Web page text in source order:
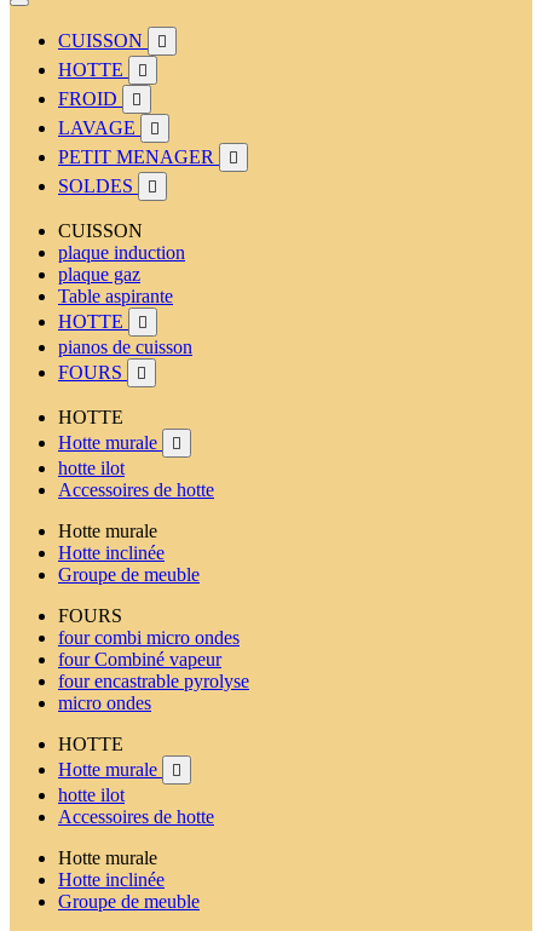
CUISSON 
HOTTE 
FROID 
LAVAGE 
PETIT MENAGER 
SOLDES 
CUISSON
plaque induction
plaque gaz
Table aspirante
HOTTE

pianos de cuisson
FOURS

HOTTE
Hotte murale

hotte ilot
Accessoires de hotte
Hotte murale
Hotte inclinée
Groupe de meuble
FOURS
four combi micro ondes
four Combiné vapeur
four encastrable pyrolyse
micro ondes
HOTTE
Hotte murale

hotte ilot
Accessoires de hotte
Hotte murale
Hotte inclinée
Groupe de meuble